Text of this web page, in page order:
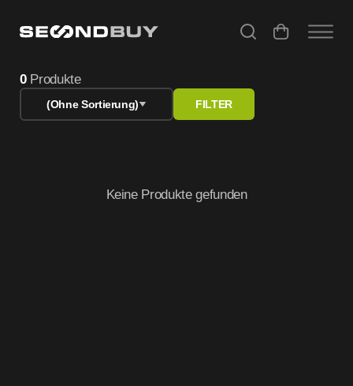
0Produkte
(Ohne Sortierung) FILTER
Keine Produkte gefunden